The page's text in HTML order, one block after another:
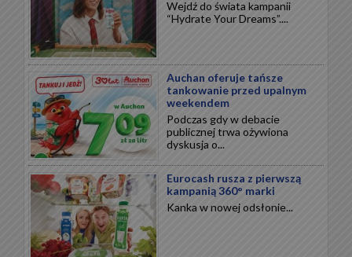
Wejdź do świata kampanii
“Hydrate Your Dreams”....
Auchan oferuje tańsze
tankowanie przed upalnym
weekendem
Podczas gdy w debacie
publicznej trwa ożywiona
dyskusja o...
Eurocash rusza z pierwszą
kampanią 360° marki
Kanka w nowej odsłonie...